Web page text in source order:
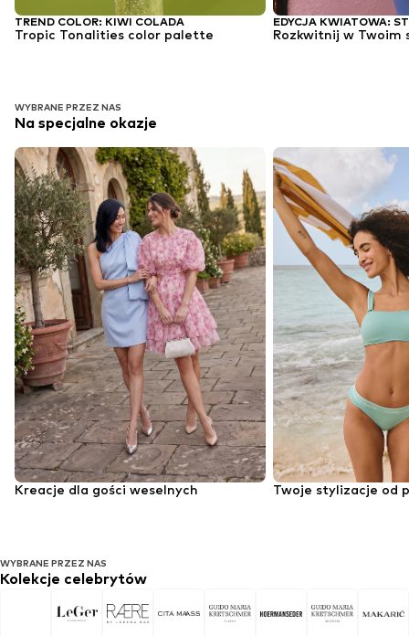
TREND COLOR: KIWI COLADA
Tropic Tonalities color palette Rozkwitnij w Twoim
WYBRANE PRZEZ NAS
Na specjalne okazje
Kreacje dla gości weselnych Twoje stylizacje od
WYBRANE PRZEZ NAS
Kolekcje celebrytów